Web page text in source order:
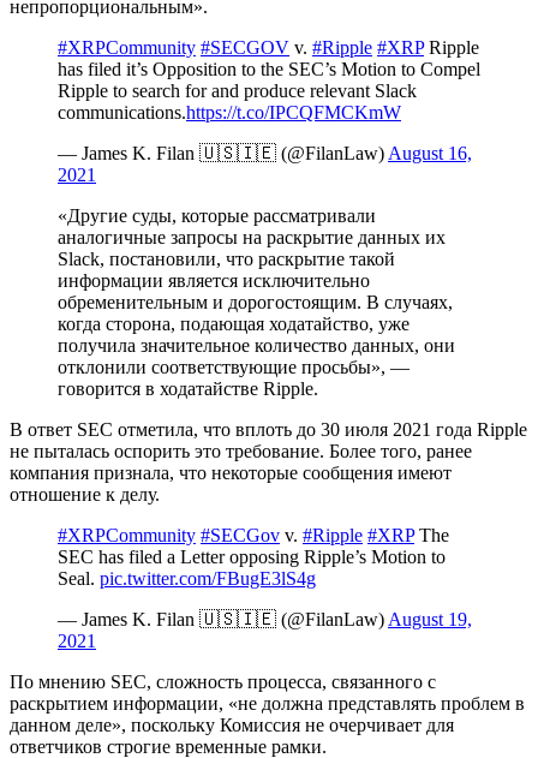
непропорциональным».
#XRPCommunity #SECGOV v. #Ripple #XRPRipple
has filed it’s Opposition to the SEC’s Motion to Compel
Ripple to search for and produce relevant Slack
communications.https://t.co/IPCQFMCKmW
— James K. Filan 🇺🇸🇮🇪 (@FilanLaw) August 16,
2021
«Другие суды, которые рассматривали
аналогичные запросы на раскрытие данных их
Slack, постановили, что раскрытие такой
информации является исключительно
обременительным и дорогостоящим. В случаях,
когда сторона, подающая ходатайство, уже
получила значительное количество данных, они
отклонили соответствующие просьбы», —
говорится в ходатайстве Ripple.
В ответ SEC отметила, что вплоть до 30 июля 2021 года Ripple
не пыталась оспорить это требование. Более того, ранее
компания признала, что некоторые сообщения имеют
отношение к делу.
#XRPCommunity #SECGov v. #Ripple #XRPThe
SEC has filed a Letter opposing Ripple’s Motion to
Seal. pic.twitter.com/FBugE3lS4g
— James K. Filan 🇺🇸🇮🇪 (@FilanLaw) August 19,
2021
По мнению SEC, сложность процесса, связанного с
раскрытием информации, «не должна представлять проблем в
данном деле», поскольку Комиссия не очерчивает для
ответчиков строгие временные рамки.